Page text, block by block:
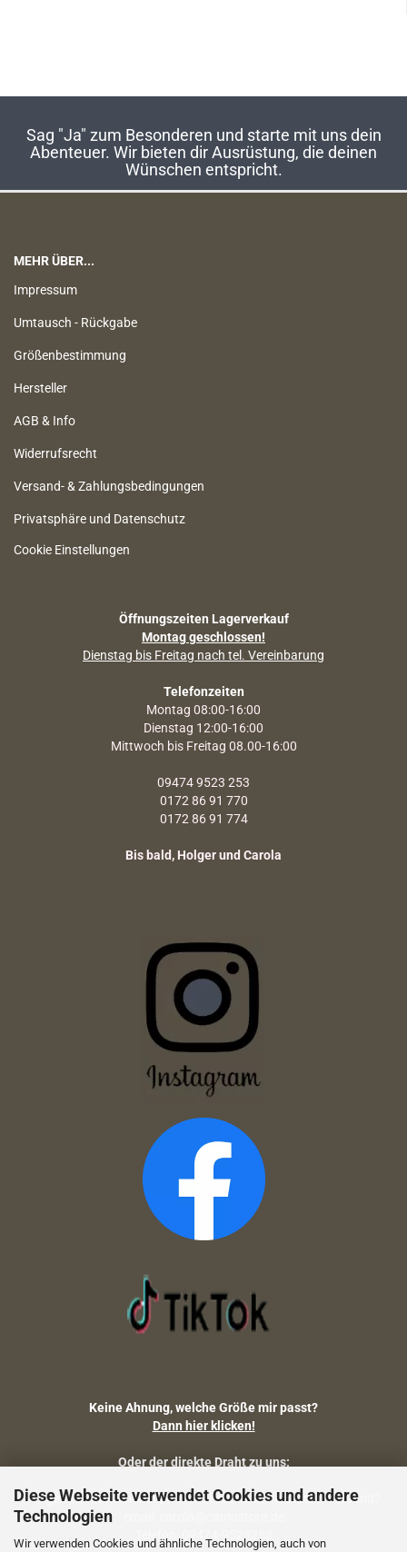
Diese Webseite verwendet Cookies und andere
Technologien
Wir verwenden Cookies und ähnliche Technologien, auch von
Sag "Ja" zum Besonderen und starte mit uns dein
Abenteuer. Wir bieten dir Ausrüstung, die deinen
Wünschen entspricht.
MEHR ÜBER...
Impressum
Umtausch - Rückgabe
Größenbestimmung
Hersteller
AGB & Info
Widerrufsrecht
Versand- & Zahlungsbedingungen
Privatsphäre und Datenschutz
Cookie Einstellungen
Öffnungszeiten Lagerverkauf
Montag geschlossen!
Dienstag bis Freitag nach tel. Vereinbarung
Telefonzeiten
Montag 08:00-16:00
Dienstag 12:00-16:00
Mittwoch bis Freitag 08.00-16:00
09474 9523 253
0172 86 91 770
0172 86 91 774
Bis bald, Holger und Carola
Keine Ahnung, welche Größe mir passt?
Dann hier klicken!
Oder der direkte Draht zu uns:
Fragen zu Artikelmaßen, Warenbestand, Lieferstatus, Versand?
Telefon: 09474-9523253